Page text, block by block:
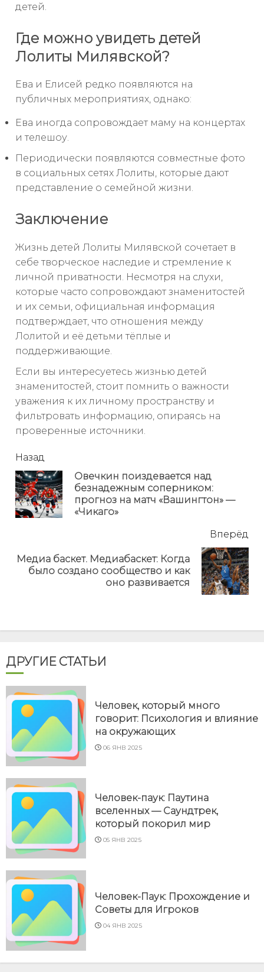
детей.
Где можно увидеть детей
Лолиты Милявской?
Ева и Елисей редко появляются на
публичных мероприятиях, однако:
Ева иногда сопровождает маму на концертах
и телешоу.
Периодически появляются совместные фото
в социальных сетях Лолиты, которые дают
представление о семейной жизни.
Заключение
Жизнь детей Лолиты Милявской сочетает в
себе творческое наследие и стремление к
личной приватности. Несмотря на слухи,
которые часто сопровождают знаменитостей
и их семьи, официальная информация
подтверждает, что отношения между
Лолитой и её детьми тёплые и
поддерживающие.
Если вы интересуетесь жизнью детей
знаменитостей, стоит помнить о важности
уважения к их личному пространству и
фильтровать информацию, опираясь на
проверенные источники.
читать
еще
Назад
Овечкин поиздевается над
безнадежным соперником:
прогноз на матч «Вашингтон» —
«Чикаго»
Вперёд
Next
Медиа баскет. Медиабаскет: Когда
было создано сообщество и как
оно развивается
ДРУГИЕ СТАТЬИ
Человек, который много
говорит: Психология и влияние
на окружающих
06 ЯНВ 2025
Человек-паук: Паутина
вселенных — Саундтрек,
который покорил мир
05 ЯНВ 2025
Человек-Паук: Прохождение и
Советы для Игроков
04 ЯНВ 2025